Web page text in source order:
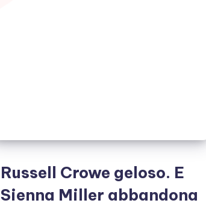
Russell Crowe geloso. E
Sienna Miller abbandona